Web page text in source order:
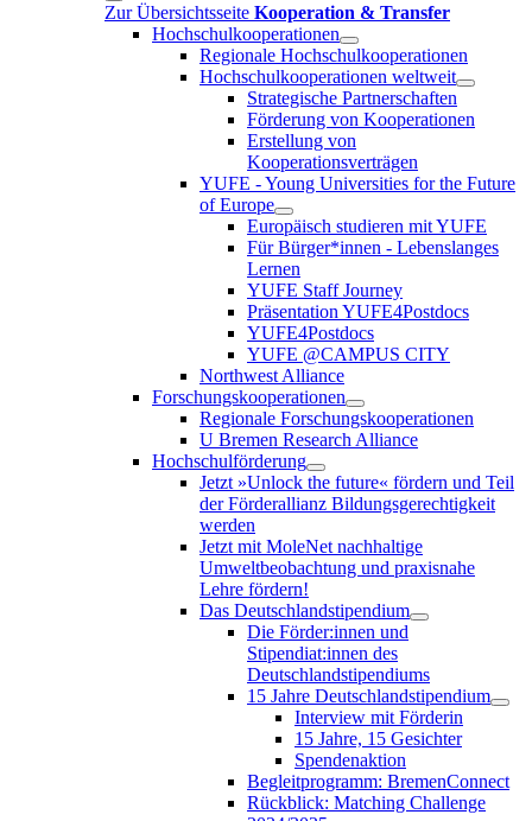
Zur Übersichtsseite Kooperation & Transfer
Hochschulkooperationen
Regionale Hochschulkooperationen
Hochschulkooperationen weltweit
Strategische Partnerschaften
Förderung von Kooperationen
Erstellung von
Kooperationsverträgen
YUFE - Young Universities for the Future
of Europe
Europäisch studieren mit YUFE
Für Bürger*innen - Lebenslanges
Lernen
YUFE Staff Journey
Präsentation YUFE4Postdocs
YUFE4Postdocs
YUFE @CAMPUS CITY
Northwest Alliance
Forschungskooperationen
Regionale Forschungskooperationen
U Bremen Research Alliance
Hochschulförderung
Jetzt »Unlock the future« fördern und Teil
der Förderallianz Bildungsgerechtigkeit
werden
Jetzt mit MoleNet nachhaltige
Umweltbeobachtung und praxisnahe
Lehre fördern!
Das Deutschlandstipendium
Die Förder:innen und
Stipendiat:innen des
Deutschlandstipendiums
15 Jahre Deutschlandstipendium
Interview mit Förderin
15 Jahre, 15 Gesichter
Spendenaktion
Begleitprogramm: BremenConnect
Rückblick: Matching Challenge